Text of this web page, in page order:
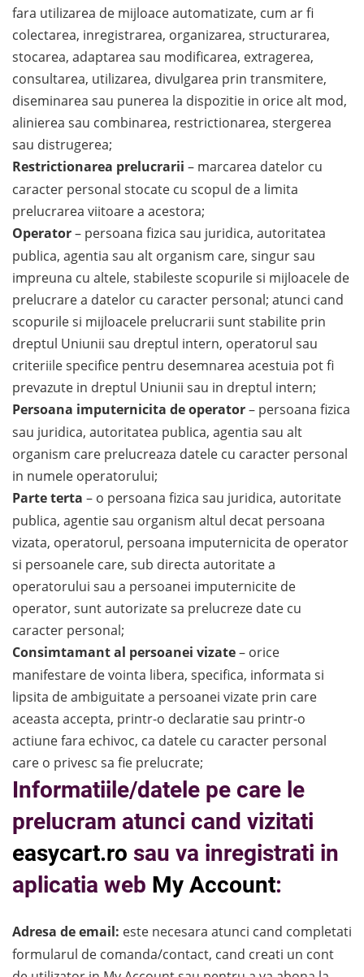
fara utilizarea de mijloace automatizate, cum ar fi
colectarea, inregistrarea, organizarea, structurarea,
stocarea, adaptarea sau modificarea, extragerea,
consultarea, utilizarea, divulgarea prin transmitere,
diseminarea sau punerea la dispozitie in orice alt mod,
alinierea sau combinarea, restrictionarea, stergerea
sau distrugerea;
Restrictionarea prelucrarii – marcarea datelor cu
caracter personal stocate cu scopul de a limita
prelucrarea viitoare a acestora;
Operator– persoana fizica sau juridica, autoritatea
publica, agentia sau alt organism care, singur sau
impreuna cu altele, stabileste scopurile si mijloacele de
prelucrare a datelor cu caracter personal; atunci cand
scopurile si mijloacele prelucrarii sunt stabilite prin
dreptul Uniunii sau dreptul intern, operatorul sau
criteriile specifice pentru desemnarea acestuia pot fi
prevazute in dreptul Uniunii sau in dreptul intern;
Persoana imputernicita de operator– persoana fizica
sau juridica, autoritatea publica, agentia sau alt
organism care prelucreaza datele cu caracter personal
in numele operatorului;
Parte terta – o persoana fizica sau juridica, autoritate
publica, agentie sau organism altul decat persoana
vizata, operatorul, persoana imputernicita de operator
si persoanele care, sub directa autoritate a
operatorului sau a persoanei imputernicite de
operator, sunt autorizate sa prelucreze date cu
caracter personal;
Consimtamant al persoanei vizate– orice
manifestare de vointa libera, specifica, informata si
lipsita de ambiguitate a persoanei vizate prin care
aceasta accepta, printr-o declaratie sau printr-o
actiune fara echivoc, ca datele cu caracter personal
care o privesc sa fie prelucrate;
Informatiile/datele pe care le
prelucram atunci cand vizitati
easycart.ro sau va inregistrati in
aplicatia web My Account:
Adresa de email: este necesara atunci cand completati
formularul de comanda/contact, cand creati un cont